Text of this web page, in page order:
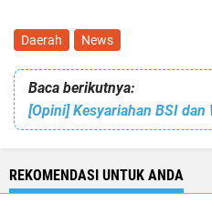
Daerah News
Baca berikutnya:
[Opini] Kesyariahan BSI dan
REKOMENDASI UNTUK ANDA